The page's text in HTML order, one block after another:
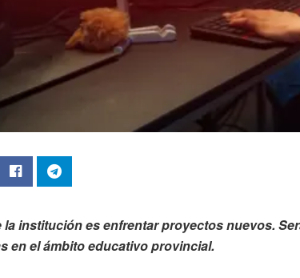
la institución es enfrentar proyectos nuevos.
en el ámbito educativo provincial.